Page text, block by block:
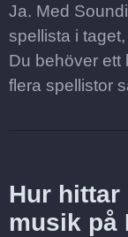
Ja. Med
spellista i
Du behöver ett
flera spellistor
Hur hittar
musik på